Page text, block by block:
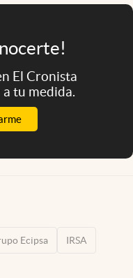
El Cronista
tu medida.
Ecipsa IRSA